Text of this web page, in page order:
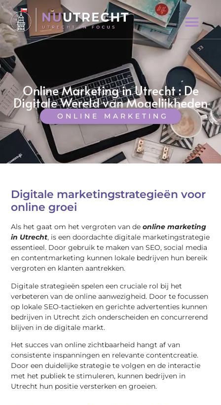
Online Marketing in Utrecht : De
Digitale Wereld van Mogelijkheden
ONLINE MARKETING
Digitale marketingstrategieën voor
online groei
Als het gaat om het vergroten van deonline marketing
in Utrecht, is een doordachte digitale marketingstrategie
essentieel. Door gebruik te maken van SEO, social media
en contentmarketing kunnen lokale bedrijven hun bereik
vergroten en klanten aantrekken.
Digitale strategieën spelen een cruciale rol bij het
verbeteren van de online aanwezigheid. Door te focussen
op lokale SEO-tactieken en gerichte advertenties kunnen
bedrijven in Utrecht zich onderscheiden en concurrerend
blijven in de digitale markt.
Het succes van online zichtbaarheid hangt af van
consistente inspanningen en relevante contentcreatie.
Door een duidelijke strategie te volgen en de interactie
met het publiek te stimuleren, kunnen bedrijven in
Utrecht hun positie versterken en groeien.